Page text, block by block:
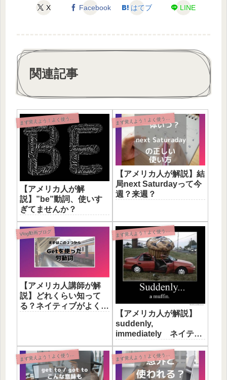
X Facebook はてブ LINE
関連記事
ま ず覚えよう！よく使う英語表現
【アメリカ人が解
説】”be”動詞、使いす
ぎてませんか？
ま ず覚えよう！よく使う英語表現
【アメリカ人が解説】結
局next Saturdayって今
週？来週？
Vlog動画ブログ
【アメリカ人講師が解
説】どれくらい知って
る？ネイティブがよく使
ま ず覚えよう！よく使う英語表現
【アメリカ人が解説】
suddenly,
immediately ネイティ
ブから見た違い
ま ず覚えよう！よく使う英語表現 ま ず覚えよう！よく使う英語表現